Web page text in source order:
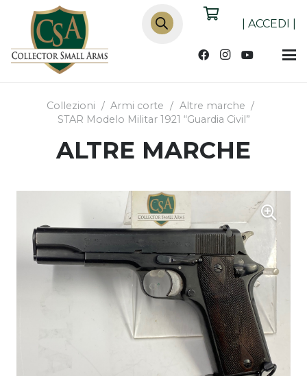
Products
search
ACCEDI
Collezioni / Armi corte / Altre marche /
STAR Modelo Militar 1921 “Guardia Civil”
ALTRE MARCHE